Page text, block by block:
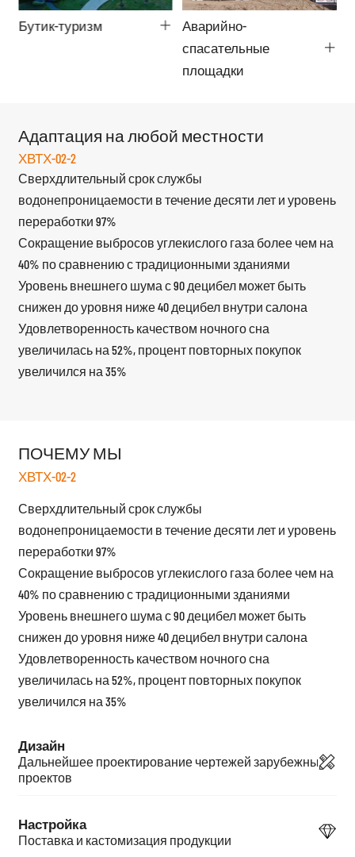
Бутик-туризм
Аварийно-
спасательные
площадки
Адаптация на любой местности
ХВТХ-02-2
Сверхдлительный срок службы
водонепроницаемости в течение десяти лет и уровень
переработки 97%
Сокращение выбросов углекислого газа более чем на
40% по сравнению с традиционными зданиями
Уровень внешнего шума с 90 децибел может быть
снижен до уровня ниже 40 децибел внутри салона
Удовлетворенность качеством ночного сна
увеличилась на 52%, процент повторных покупок
увеличился на 35%
ПОЧЕМУ МЫ
ХВТХ-02-2
Сверхдлительный срок службы
водонепроницаемости в течение десяти лет и уровень
переработки 97%
Сокращение выбросов углекислого газа более чем на
40% по сравнению с традиционными зданиями
Уровень внешнего шума с 90 децибел может быть
снижен до уровня ниже 40 децибел внутри салона
Удовлетворенность качеством ночного сна
увеличилась на 52%, процент повторных покупок
увеличился на 35%
Дизайн
Дальнейшее проектирование чертежей зарубежных
проектов
Настройка
Поставка и кастомизация продукции